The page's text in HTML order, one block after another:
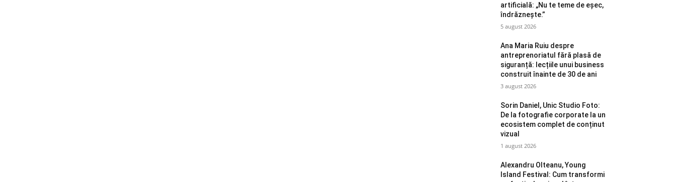
artificială: „Nu te teme de eșec,
îndrăznește.”
5 august 2026
Ana Maria Ruiu despre
antreprenoriatul fără plasă de
siguranță: lecțiile unui business
construit înainte de 30 de ani
3 august 2026
Sorin Daniel, Unic Studio Foto:
De la fotografie corporate la un
ecosistem complet de conținut
vizual
1 august 2026
Alexandru Olteanu, Young
Island Festival: Cum transformi